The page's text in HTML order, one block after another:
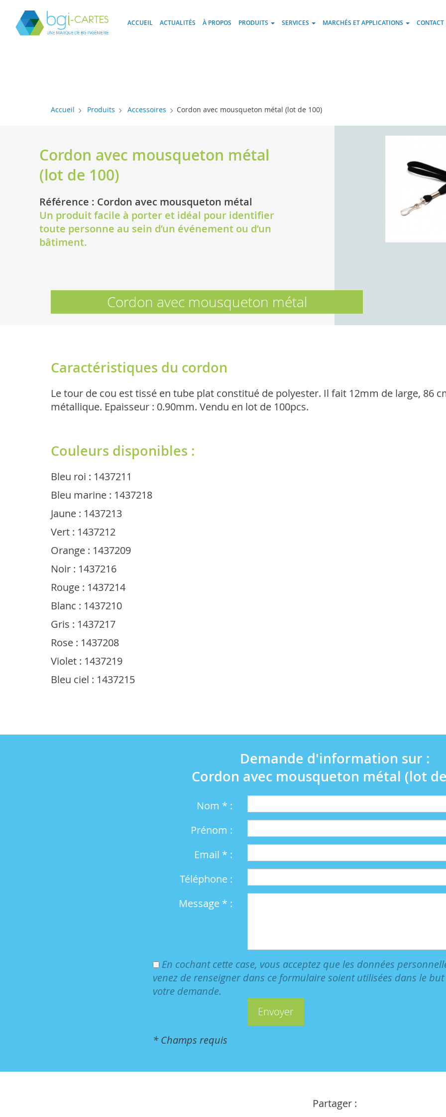
ACCUEIL ACTUALITÉS À PROPOS PRODUITS SERVICES MARCHÉS ET APPLICATIONS CONTACT
Accueil Produits Accessoires Cordon avec mousqueton métal (lot de 100)
Cordon avec mousqueton métal
(lot de 100)
Référence : Cordon avec mousqueton métal
Un produit facile à porter et idéal pour identifier
toute personne au sein d’un événement ou d’un
bâtiment.
Cordon avec mousqueton métal
Caractéristiques du cordon
Le tour de cou est tissé en tube plat constitué de polyester. Il fait 12mm de large, 86
métallique. Epaisseur : 0.90mm. Vendu en lot de 100pcs.
Couleurs disponibles :
Bleu roi : 1437211
Bleu marine : 1437218
Jaune : 1437213
Vert : 1437212
Orange : 1437209
Noir : 1437216
Rouge : 1437214
Blanc : 1437210
Gris : 1437217
Rose : 1437208
Violet : 1437219
Bleu ciel : 1437215
Demande d'information sur :
Cordon avec mousqueton métal (lot
Nom * :
Prénom :
Email * :
Téléphone :
Message * :
En cochant cette case, vous acceptez que les données
venez de renseigner dans ce formulaire soient utilisées dans le
votre demande.
* Champs requis
Partager :